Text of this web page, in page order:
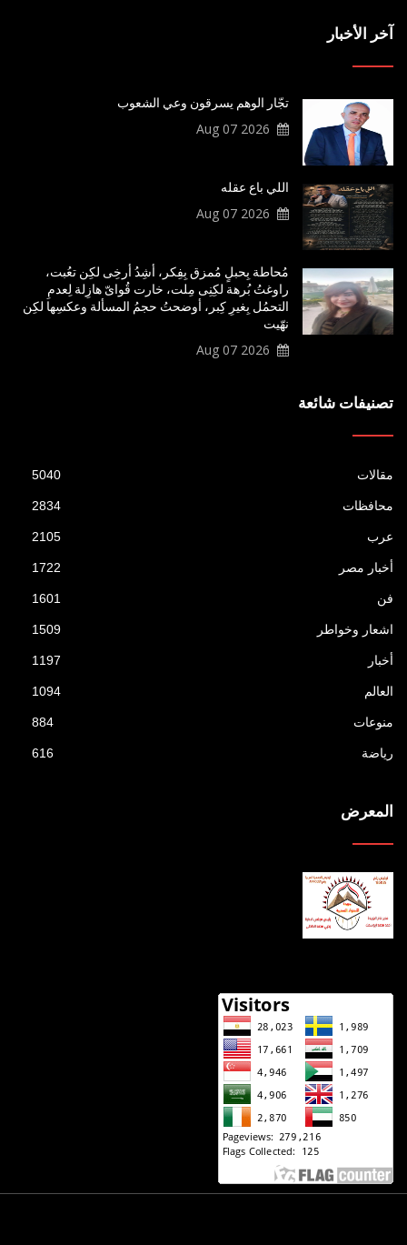
آخر الأخبار
تجّار الوهم يسرقون وعي الشعوب
2026 Aug 07
اللي باع عقله
2026 Aug 07
مُحاطة بِحبلٍ مُمزق بِفِكر، أشِدُ أرخِى لكِن تعُبت،
راوغتُ بُرهة لكِنِى مِلت، خارت قُواىّ هازِلة لِعدمِ
التحمُل بِغيرِ كِبر، أوضحتُ حجمُ المسألة وعكسِها لكِن
نهّيت
2026 Aug 07
تصنيفات شائعة
مقالات 5040
محافظات 2834
عرب 2105
أخبار مصر 1722
فن 1601
اشعار وخواطر 1509
أخبار 1197
العالم 1094
منوعات 884
رياضة 616
المعرض